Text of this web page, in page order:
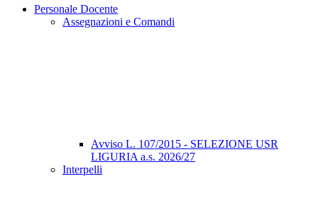
Personale Docente
Assegnazioni e Comandi
Avviso L. 107/2015 - SELEZIONE USR
LIGURIA a.s. 2026/27
Interpelli